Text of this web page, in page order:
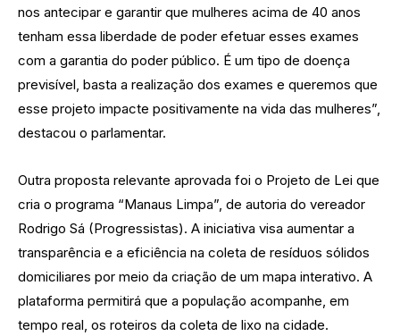
nos antecipar e garantir que mulheres acima de 40 anos
tenham essa liberdade de poder efetuar esses exames
com a garantia do poder público. É um tipo de doença
previsível, basta a realização dos exames e queremos que
esse projeto impacte positivamente na vida das mulheres”,
destacou o parlamentar.
Outra proposta relevante aprovada foi o Projeto de Lei que
cria o programa “Manaus Limpa”, de autoria do vereador
Rodrigo Sá (Progressistas). A iniciativa visa aumentar a
transparência e a eficiência na coleta de resíduos sólidos
domiciliares por meio da criação de um mapa interativo. A
plataforma permitirá que a população acompanhe, em
tempo real, os roteiros da coleta de lixo na cidade.